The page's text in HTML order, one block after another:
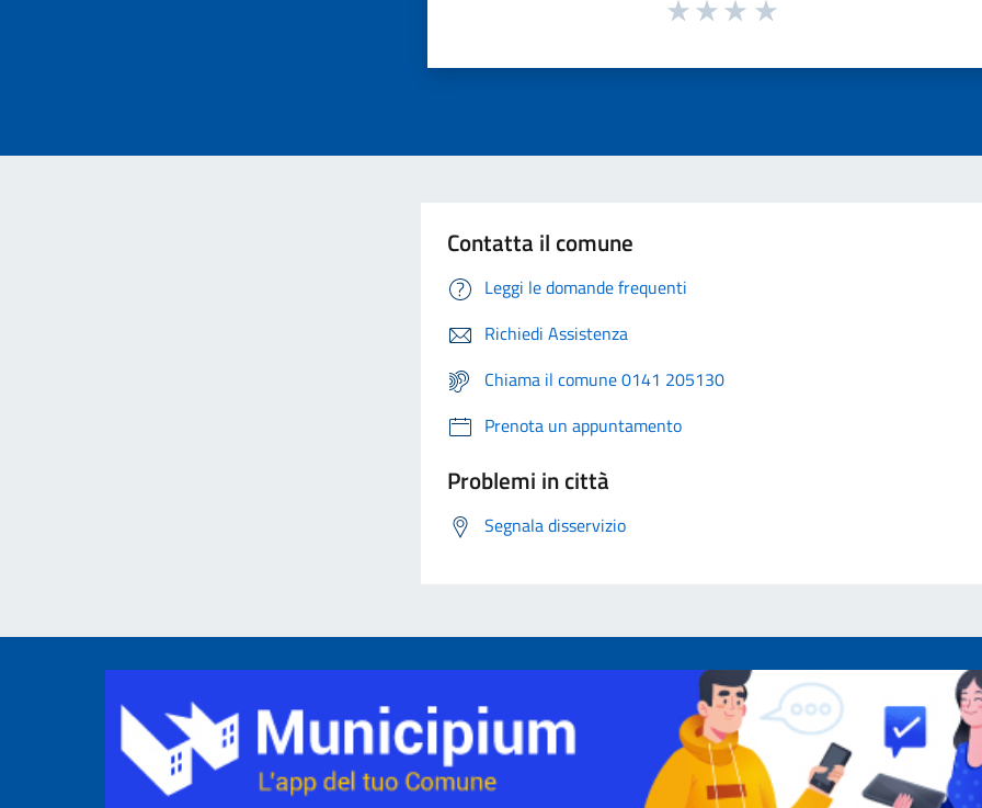
Contatta il comune
Leggi le domande frequenti
Richiedi Assistenza
Chiama il comune 0141 205130
Prenota un appuntamento
Problemi in città
Segnala disservizio